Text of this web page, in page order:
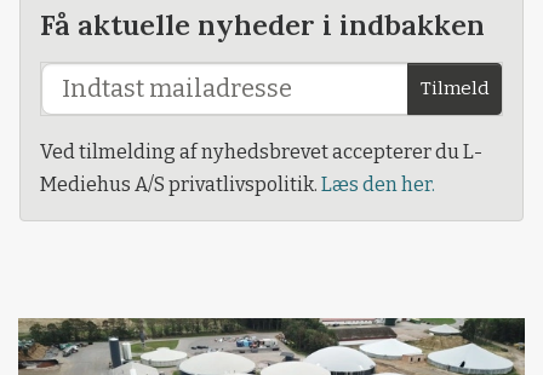
Få aktuelle nyheder i indbakken
Tilmeld
Ved tilmelding af nyhedsbrevet accepterer du L-
Mediehus A/S privatlivspolitik. Læs den her.